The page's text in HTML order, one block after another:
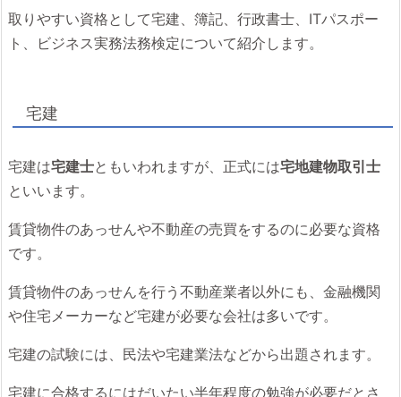
取りやすい資格として宅建、簿記、行政書士、ITパスポー
ト、ビジネス実務法務検定について紹介します。
宅建
宅建は宅建士ともいわれますが、正式には宅地建物取引士
といいます。
賃貸物件のあっせんや不動産の売買をするのに必要な資格
です。
賃貸物件のあっせんを行う不動産業者以外にも、金融機関
や住宅メーカーなど宅建が必要な会社は多いです。
宅建の試験には、民法や宅建業法などから出題されます。
宅建に合格するにはだいたい半年程度の勉強が必要だとさ